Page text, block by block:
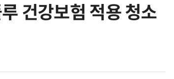
건강보험 적용 청소